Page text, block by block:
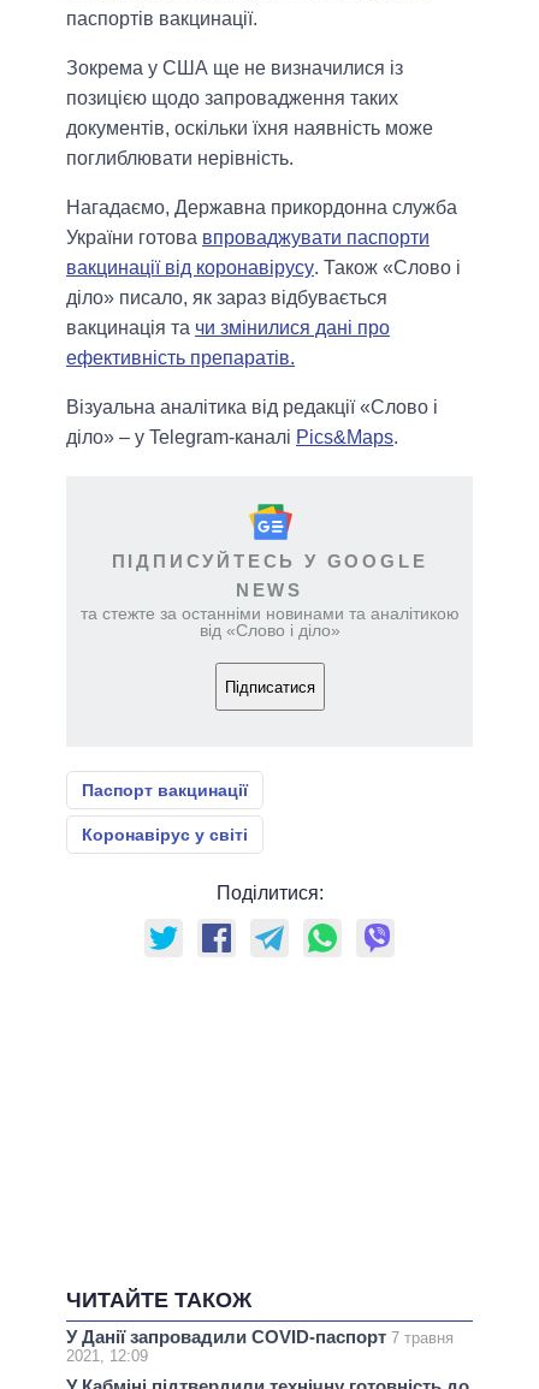
паспортів вакцинації.
Зокрема у США ще не визначилися із
позицією щодо запровадження таких
документів, оскільки їхня наявність може
поглиблювати нерівність.
Нагадаємо, Державна прикордонна служба
України готова впроваджувати паспорти
вакцинації від коронавірусу. Також «Слово і
діло» писало, як зараз відбувається
вакцинація та чи змінилися дані про
ефективність препаратів.
Візуальна аналітика від редакції «Слово і
діло» – у Telegram-каналі Pics&Maps.
ПІДПИСУЙТЕСЬ У GOOGLE
NEWS
та стежте за останніми новинами та аналітикою
від «Слово і діло»
Підписатися
Паспорт вакцинації
Коронавірус у світі
Поділитися:
ЧИТАЙТЕ ТАКОЖ
У Данії запровадили COVID-паспорт 7 травня
2021, 12:09